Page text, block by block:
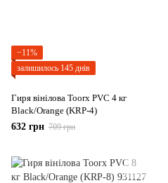
−11%
залишилось 145 днів
Гиря вінілова Toorx PVC 4 кг
Black/Orange (KRP-4)
632 грн 709 грн